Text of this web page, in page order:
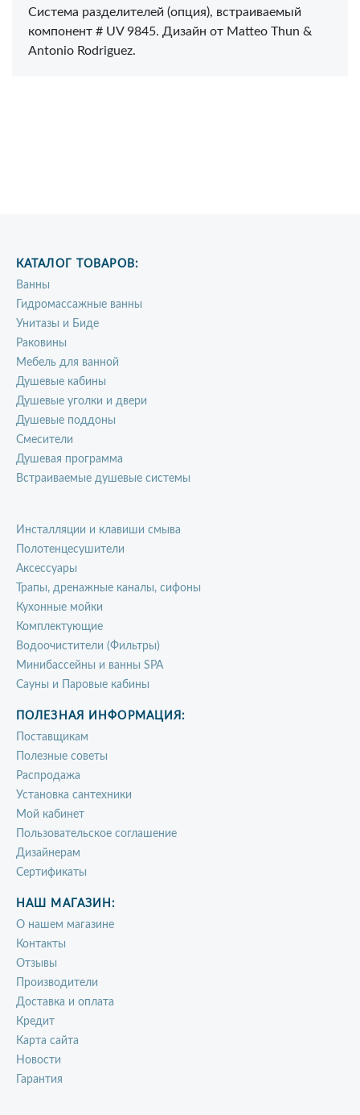
Система разделителей (опция), встраиваемый
компонент # UV 9845. Дизайн от Matteo Thun &
Antonio Rodriguez.
КАТАЛОГ ТОВАРОВ:
Ванны
Гидромассажные ванны
Унитазы и Биде
Раковины
Мебель для ванной
Душевые кабины
Душевые уголки и двери
Душевые поддоны
Смесители
Душевая программа
Встраиваемые душевые системы
Инсталляции и клавиши смыва
Полотенцесушители
Аксессуары
Трапы, дренажные каналы, сифоны
Кухонные мойки
Комплектующие
Водоочистители (Фильтры)
Минибассейны и ванны SPA
Сауны и Паровые кабины
ПОЛЕЗНАЯ ИНФОРМАЦИЯ:
Поставщикам
Полезные советы
Распродажа
Установка сантехники
Мой кабинет
Пользовательское соглашение
Дизайнерам
Сертификаты
НАШ МАГАЗИН:
О нашем магазине
Контакты
Отзывы
Производители
Доставка и оплата
Кредит
Карта сайта
Новости
Гарантия